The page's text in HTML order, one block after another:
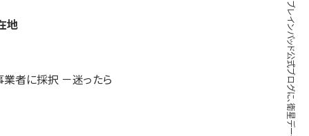
地
業者に採択 －迷ったら